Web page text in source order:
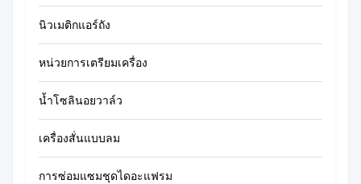
นิวเมติกแอร์ถัง
หน่วยการเตรียมเครื่อง
น้ำโซลินอยวาล์ว
เครื่องสั่นแบบลม
การซ่อมแซมชุดไดอะแฟรม